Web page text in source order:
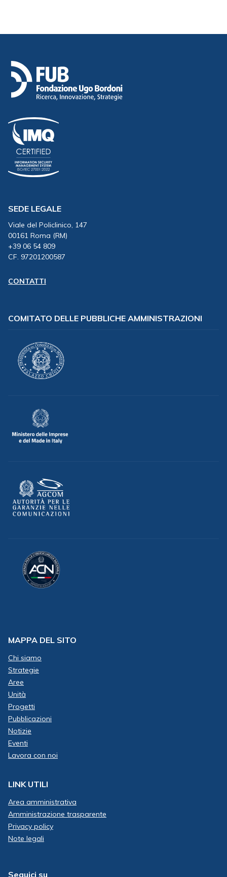
SEDE LEGALE
Viale del Policlinico, 147
00161 Roma (RM)
+39 06 54 809
CF. 97201200587
CONTATTI
COMITATO DELLE PUBBLICHE AMMINISTRAZIONI
MAPPA DEL SITO
Chi siamo
Strategie
Aree
Unità
Progetti
Pubblicazioni
Notizie
Eventi
Lavora con noi
LINK UTILI
Area amministrativa
Amministrazione trasparente
Privacy policy
Note legali
Seguici su